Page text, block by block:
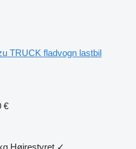
TRUCK fladvogn lastbil
€
Højrestyret ✓